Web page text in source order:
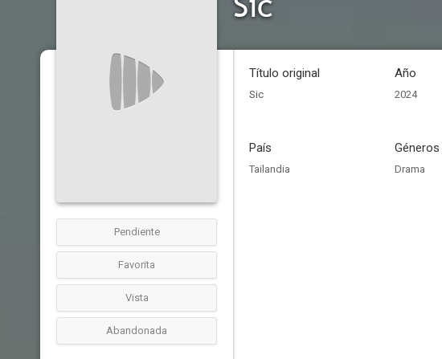
Pendiente
Favorita
Vista
Abandonada
Título original
Sic
Año
2024
País
Tailandia
Géneros
Drama